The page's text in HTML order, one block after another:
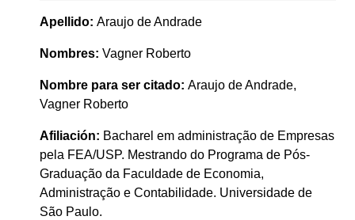
Apellido: Araujo de Andrade
Nombres: Vagner Roberto
Nombre para ser citado: Araujo de Andrade,
Vagner Roberto
Afiliación: Bacharel em administração de Empresas
pela FEA/USP. Mestrando do Programa de Pós-
Graduação da Faculdade de Economia,
Administração e Contabilidade. Universidade de
São Paulo.